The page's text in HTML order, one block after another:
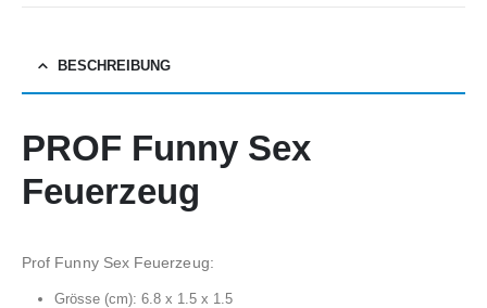
BESCHREIBUNG
PROF Funny Sex
Feuerzeug
Prof Funny Sex Feuerzeug:
Grösse (cm): 6.8 x 1.5 x 1.5